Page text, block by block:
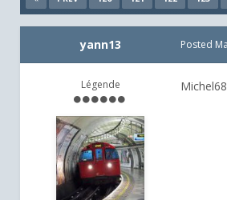
yann13
Légende
Posted